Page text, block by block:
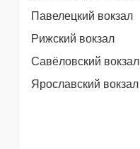
Павелецкий вокзал
Рижский вокзал
Савёловский вокзал
Ярославский вокзал